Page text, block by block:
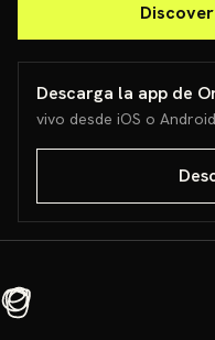
Descarga la app de
vivo desde iOS o